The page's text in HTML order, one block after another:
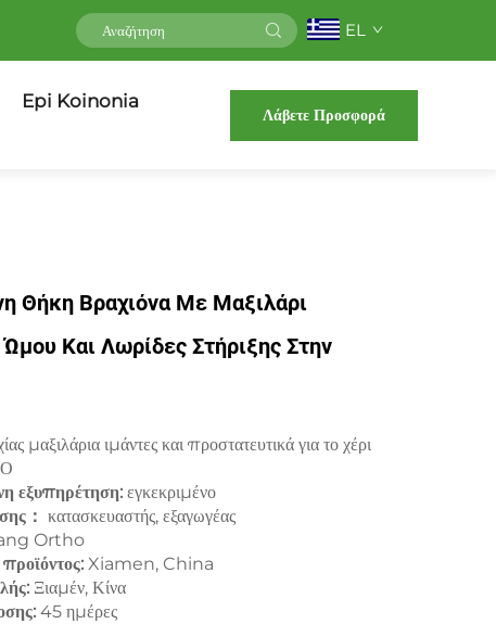
EL
Epi Koinonia
Λάβετε Προσφορά
Θήκη Βραχιόνα Με Μαξιλάρι
Και Λωρίδες Στήριξης Στην
μαξιλάρια ιμάντες και προστατευτικά για το χέρι
εξυπηρέτηση: εγκεκριμένο
： κατασκευαστής, εξαγωγέας
Ortho
Xiamen, China
Ξιαμέν, Κίνα
45 ημέρες